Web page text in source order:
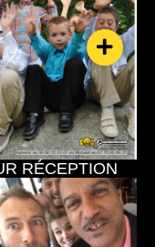
RÉCEPTION